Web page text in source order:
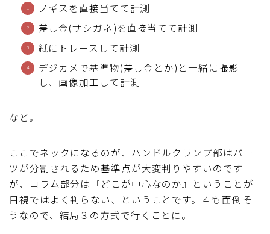
ブルベレポート2019
ブルベレポート2018
ブルベレポート2017
ブルベレポート2016
ブルべレポート2015
ブルべレポート2014
ブルべレポート2013
ノギスを直接当てて計測
差し金(サシガネ)を直接当てて計測
紙にトレースして計測
デジカメで基準物(差し金とか)と一緒に撮影
し、画像加工して計測
など。
ここでネックになるのが、ハンドルクランプ部はパー
ツが分割されるため基準点が大変判りやすいのです
が、コラム部分は『どこが中心なのか』ということが
目視ではよく判らない、ということです。４も面倒そ
うなので、結局３の方式で行くことに。